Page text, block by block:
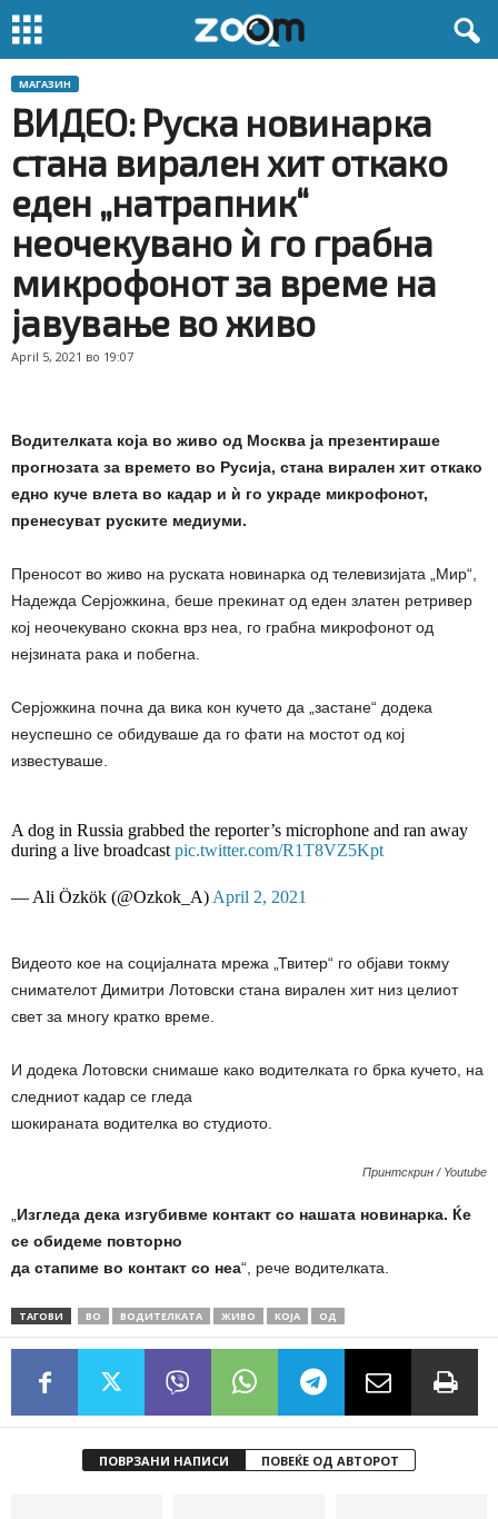
МАГАЗИН
ВИДЕО: Руска новинарка
стана вирален хит откако
еден „натрапник“
неочекувано ѝ го грабна
микрофонот за време на
јавување во живо
April 5, 2021 во 19:07
Водителката која во живо од Москва ја презентираше
прогнозата за времето во Русија, стана вирален хит откако
едно куче влета во кадар и ѝ го украде микрофонот,
пренесуват руските медиуми.
Преносот во живо на руската новинарка од телевизијата „Мир“,
Надежда Серјожкина, беше прекинат од еден златен ретривер
кој неочекувано скокна врз неа, го грабна микрофонот од
нејзината рака и побегна.
Серјожкина почна да вика кон кучето да „застане“ додека
неуспешно се обидуваше да го фати на мостот од кој
известуваше.
A dog in Russia grabbed the reporter’s microphone and ran away
during a live broadcast pic.twitter.com/R1T8VZ5Kpt
— Ali Özkök (@Ozkok_A) April 2, 2021
Видеото кое на социјалната мрежа „Твитер“ го објави токму
снимателот Димитри Лотовски стана вирален хит низ целиот
свет за многу кратко време.
И додека Лотовски снимаше како водителката го брка кучето, на
следниот кадар се гледа
шокираната водителка во студиото.
Принтскрин / Youtube
Изгледа дека изгубивме контакт со нашата новинарка. Ќе
се обидеме повторно
да стапиме во контакт со неа“, рече водителката.
ТАГОВИ ВО ВОДИТЕЛКАТА ЖИВО КОЈА ОД
ПОВРЗАНИ НАПИСИ ПОВЕЌЕ ОД АВТОРОТ